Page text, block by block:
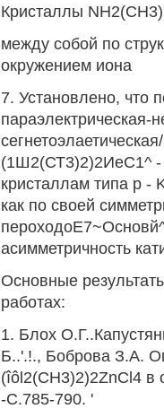
Кристаллы
между собой по
окружением иона
7. Установлено, что
параэлектрическая-
(1Ш2(СТ3)2)2ИеС1^ -
кристаллам типа р -
как по своей
асимметричность
Основные
работах:
1. Блох
Б..'.!., Боброва З.А.
(îôl2(CH3)2)2ZnCl4
-С.785-790. '